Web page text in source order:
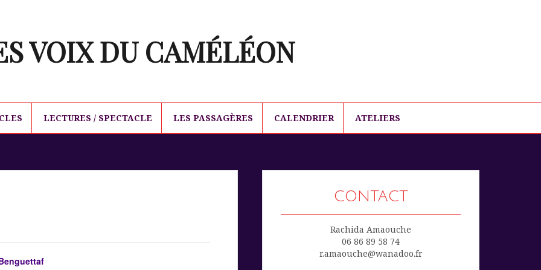
VOIX DU CAMÉLÉON
LECTURES / SPECTACLE LES PASSAGÈRES CALENDRIER ATELIERS
CONTACT
Rachida Amaouche
06 86 89 58 74
r.amaouche@wanadoo.fr